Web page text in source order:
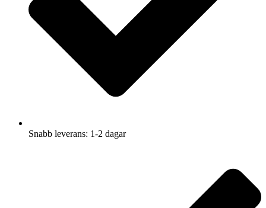
Snabb leverans: 1-2 dagar